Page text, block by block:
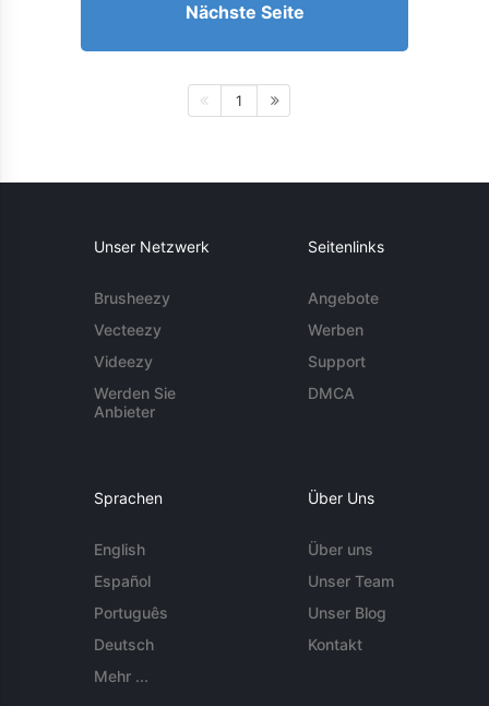
Nächste Seite
1
Unser Netzwerk
Brusheezy
Vecteezy
Videezy
Werden Sie
Anbieter
Seitenlinks
Angebote
Werben
Support
DMCA
Sprachen
English
Español
Português
Deutsch
Mehr ...
Über Uns
Über uns
Unser Team
Unser Blog
Kontakt